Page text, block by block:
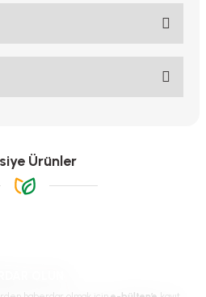
yorumu siz yapın!
ederiz.
veya görüntülenemiyor.
Ürünler